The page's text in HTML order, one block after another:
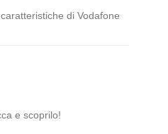
di Vodafone
e scoprilo!